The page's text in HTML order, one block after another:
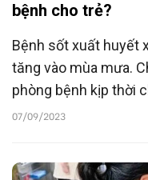
bệnh cho trẻ?
Bệnh sốt xuất huyết
tăng vào mùa mưa.
phòng bệnh kịp thời
07/09/2023